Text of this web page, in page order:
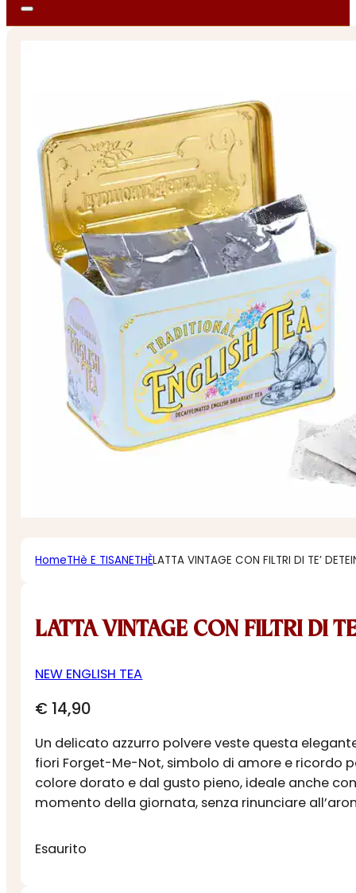
HomeTHè E TISANETHÈLATTA VINTAGE CON FILTRI DI TE’
LATTA VINTAGE CON FILTRI DI
NEW ENGLISH TEA
€ 14,90
Un delicato azzurro polvere veste questa
fiori Forget-Me-Not, simbolo di amore e ricordo
colore dorato e dal gusto pieno, ideale anche
momento della giornata, senza rinunciare
Esaurito